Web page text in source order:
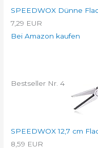
SPEEDWOX Dünne
7,29 EUR
Bei Amazon kaufen
Bestseller Nr. 4
SPEEDWOX 12,7 cm
8,59 EUR